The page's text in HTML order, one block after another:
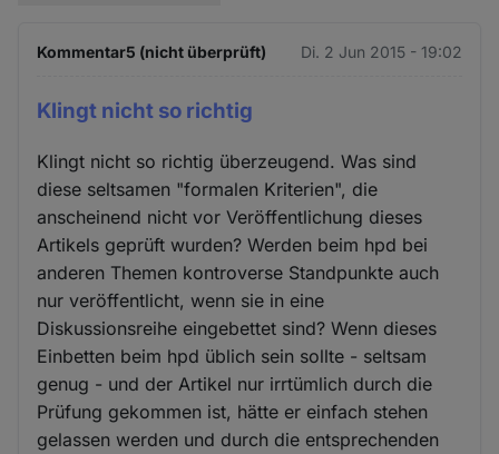
Kommentar5 (nicht überprüft) Di. 2 Jun 2015 - 19:02
Klingt nicht so richtig
Klingt nicht so richtig überzeugend. Was sind
diese seltsamen "formalen Kriterien", die
anscheinend nicht vor Veröffentlichung dieses
Artikels geprüft wurden? Werden beim hpd bei
anderen Themen kontroverse Standpunkte auch
nur veröffentlicht, wenn sie in eine
Diskussionsreihe eingebettet sind? Wenn dieses
Einbetten beim hpd üblich sein sollte - seltsam
genug - und der Artikel nur irrtümlich durch die
Prüfung gekommen ist, hätte er einfach stehen
gelassen werden und durch die entsprechenden